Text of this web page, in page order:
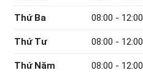
Thứ Ba 08:00 - 12:00
Thứ Tư 08:00 - 12:00
Thứ Năm 08:00 - 12:00